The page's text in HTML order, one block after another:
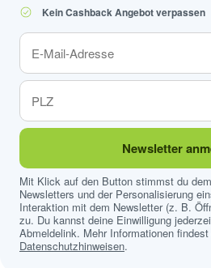
Kein Cashback Angebot verpassen
Newsletter
Mit Klick auf den Button stimmst du
Newsletters und der Personalisierung
Interaktion mit dem Newsletter (z. B.
zu. Du kannst deine Einwilligung
Abmeldelink. Mehr Informationen
Datenschutzhinweisen.